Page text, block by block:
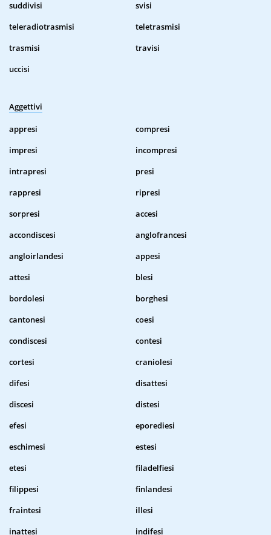
suddivisi
svisi
teleradiotrasmisi
teletrasmisi
trasmisi
travisi
uccisi
Aggettivi
appresi
compresi
impresi
incompresi
intrapresi
presi
rappresi
ripresi
sorpresi
accesi
accondiscesi
anglofrancesi
angloirlandesi
appesi
attesi
blesi
bordolesi
borghesi
cantonesi
coesi
condiscesi
contesi
cortesi
craniolesi
difesi
disattesi
discesi
distesi
efesi
eporediesi
eschimesi
estesi
etesi
filadelfiesi
filippesi
finlandesi
fraintesi
illesi
inattesi
indifesi